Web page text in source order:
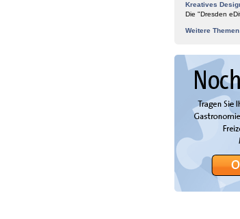
Kreatives
Die "Dresden
Weitere Themen